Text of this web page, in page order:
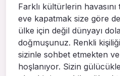
Farklı kültürlerin
eve kapatmak size göre
ülke için değil dünyayı
doğmuşunuz. Renkli
sizinle sohbet etmekten
hoşlanıyor. Sizin